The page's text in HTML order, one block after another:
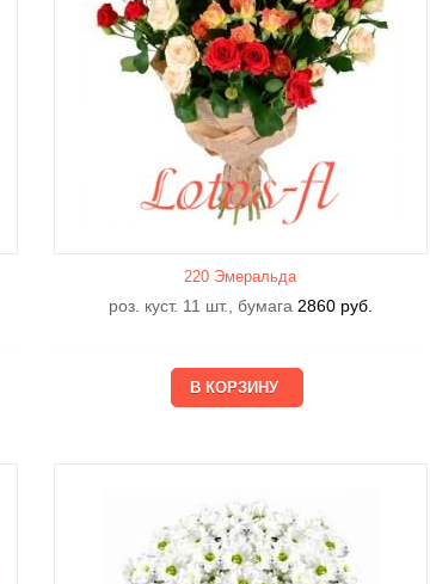
220 Эмеральда
роз. куст. 11 шт., бумага 2860 руб.